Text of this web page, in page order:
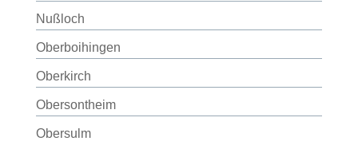
Nußloch
Oberboihingen
Oberkirch
Obersontheim
Obersulm